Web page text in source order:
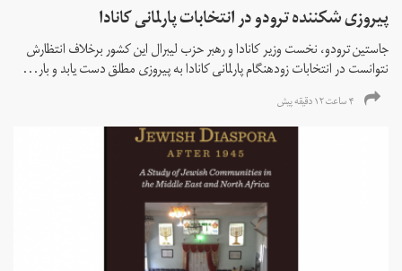
پیروزی شکننده ترودو در انتخابات پارلمانی کانادا
جاستین ترودو، نخست وزیر کانادا و رهبر حزب لیبرال این کشور برخلاف انتظارش
نتوانست در انتخابات زود‌هنگام پارلمانی کانادا به پیروزی مطلق دست یابد و بار...
۴ ساعت ۱۲ دقیقه پیش